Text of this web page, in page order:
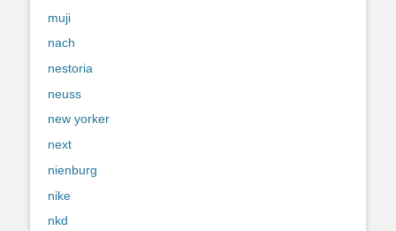
muji
nach
nestoria
neuss
new yorker
next
nienburg
nike
nkd